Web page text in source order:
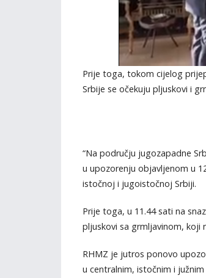
Prije toga, tokom cijelog
Srbije se očekuju pljuskovi i
“Na području jugozapadne
u upozorenju objavljenom u
istočnoj i jugoistočnoj Srbiji.
Prije toga, u 11.44 sati na
plјuskovi sa grmlјavinom,
RHMZ je jutros ponovo
u centralnim, istočnim i